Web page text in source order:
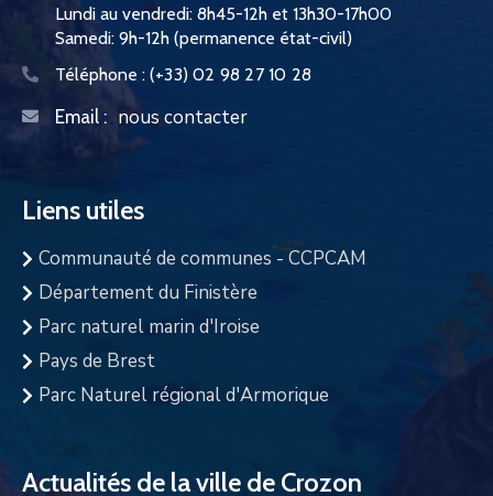
Lundi au vendredi: 8h45-12h et 13h30-17h00
Samedi: 9h-12h (permanence état-civil)
Téléphone : (+33) 02 98 27 10 28
Email : nous contacter
Liens utiles
Communauté de communes - CCPCAM
Département du Finistère
Parc naturel marin d'Iroise
Pays de Brest
Parc Naturel régional d'Armorique
Actualités de la ville de Crozon